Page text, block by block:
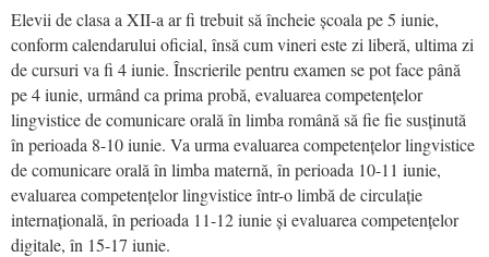
Elevii de clasa a XII-a ar fi trebuit să încheie școala pe 5 iunie,
conform calendarului oficial, însă cum vineri este zi liberă, ultima zi
de cursuri va fi 4 iunie. Înscrierile pentru examen se pot face până
pe 4 iunie, urmând ca prima probă, evaluarea competențelor
lingvistice de comunicare orală în limba română să fie fie susținută
în perioada 8-10 iunie. Va urma evaluarea competențelor lingvistice
de comunicare orală în limba maternă, în perioada 10-11 iunie,
evaluarea competențelor lingvistice într-o limbă de circulație
internațională, în perioada 11-12 iunie și evaluarea competențelor
digitale, în 15-17 iunie.